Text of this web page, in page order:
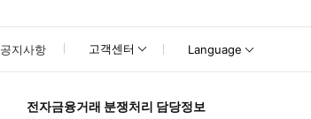
공지사항 고객센터 Language
전자금융거래 분쟁처리 담당정보